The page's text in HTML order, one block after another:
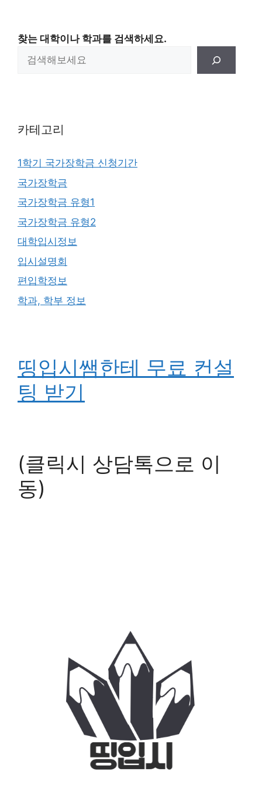
찾는 대학이나 학과를 검색하세요.
카테고리
1학기 국가장학금 신청기간
국가장학금
국가장학금 유형1
국가장학금 유형2
대학입시정보
입시설명회
편입학정보
학과, 학부 정보
띵입시쌤한테 무료 컨설
팅 받기
(클릭시 상담톡으로 이
동)